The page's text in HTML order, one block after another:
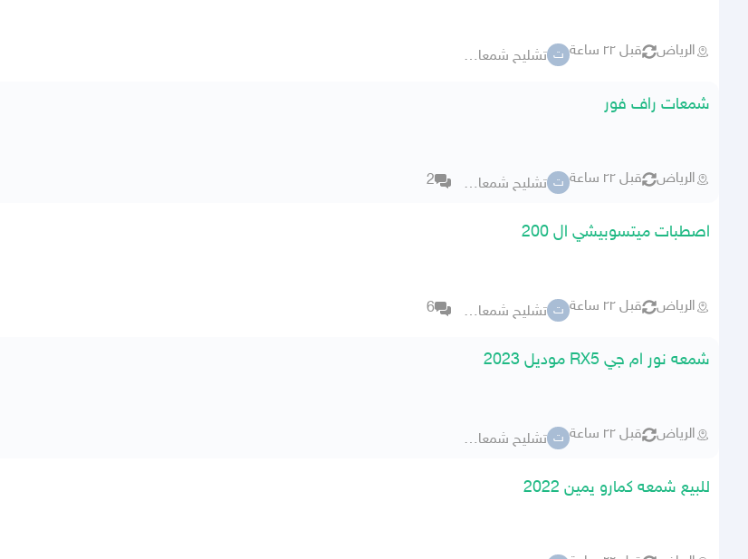
الرياض قبل ٢٢ ساعة ت تشليح شمعات وكاله
شمعات راف فور
الرياض قبل ٢٢ ساعة ت تشليح شمعات وكاله 2
اصطبات ميتسوبيشي ال 200
الرياض قبل ٢٢ ساعة ت تشليح شمعات وكاله 6
شمعه نور ام جي RX5 موديل 2023
الرياض قبل ٢٢ ساعة ت تشليح شمعات وكاله
للبيع شمعه كمارو يمين 2022